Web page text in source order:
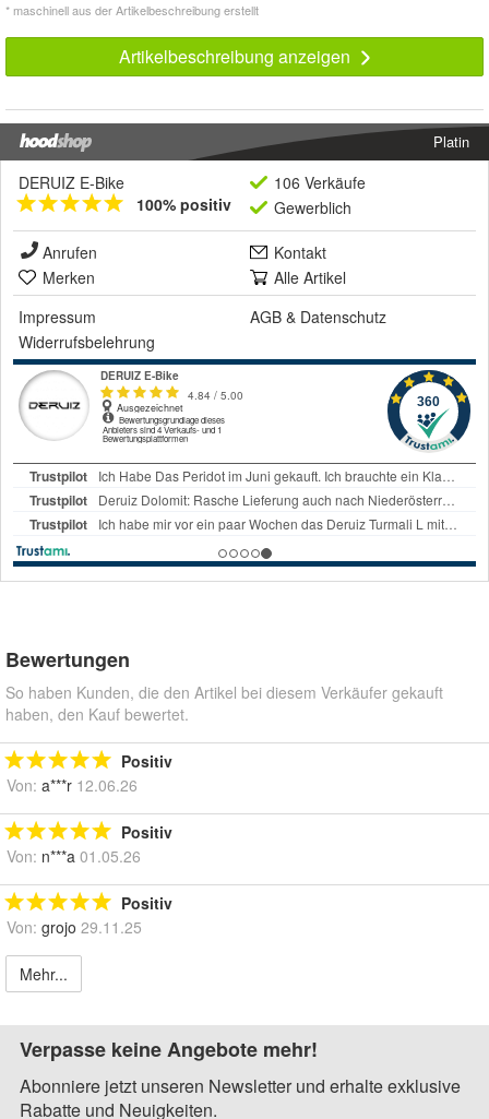
* maschinell aus der Artikelbeschreibung erstellt
Artikelbeschreibung anzeigen
Platin
DERUIZ E-Bike
100% positiv
106 Verkäufe
Gewerblich
Anrufen
Kontakt
Merken
Alle Artikel
Impressum
AGB & Datenschutz
Widerrufsbelehrung
Bewertungen
So haben Kunden, die den Artikel bei diesem Verkäufer gekauft
haben, den Kauf bewertet.
Positiv
Von: a***r 12.06.26
Positiv
Von: n***a 01.05.26
Positiv
Von: grojo 29.11.25
Mehr...
Verpasse keine Angebote mehr!
Abonniere jetzt unseren Newsletter und erhalte exklusive
Rabatte und Neuigkeiten.